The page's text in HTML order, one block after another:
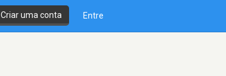
Criar uma conta Entre